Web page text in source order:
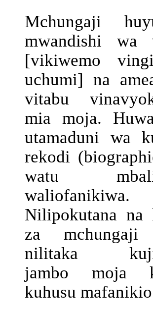
Mchungaji
mwandishi wa
[vikiwemo
uchumi] na
vitabu
mia moja.
utamaduni wa
rekodi
watu
waliofanikiwa.
Nilipokutana na
za mchungaji
nilitaka
jambo moja
kuhusu